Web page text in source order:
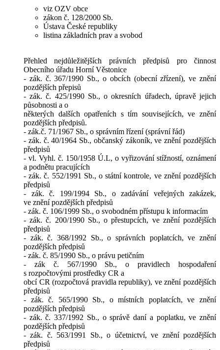
viz OZV obce
zákon č. 128/2000 Sb.
Ústava České republiky
listina základních prav a svobod
Přehled nejdůležitějších právních předpisů pro činnost
Obecního úřadu Horní Věstonice
- zák. č. 367/1990 Sb., o obcích (obecní zřízení), ve znění
pozdějších přepisů
- zák. č. 425/1990 Sb., o okresních úřadech, úpravě jejich
působnosti a o
některých dalších opatřeních s tím souvisejících, ve znění
pozdějších předpisů.
- zák.č. 71/1967 Sb., o správním řízení (správní řád)
- zák. č. 40/1964 Sb., občanský zákoník, ve znění pozdějších
předpisů
- vl. Vyhl. č. 150/1958 Ú.L, o vyřizování stížností, oznámení
a podnětu pracujících
- zák. č. 552/1991 Sb., o státní kontrole, ve znění pozdějších
předpisů
- zák. č. 199/1994 Sb., o zadávání veřejných zakázek,
ve znění pozdějších předpisů
- zák. č. 106/1999 Sb., o svobodném přístupu k informacím
- zák. č. 200/1990 Sb., o přestupcích, ve znění pozdějších
předpisů
- zák. č. 368/1992 Sb., o správních poplatcích, ve znění
pozdějších předpisů
- zák. č. 85/1990 Sb., o právu petičním
- zák č. 567/1990 Sb., o pravidlech hospodaření
s rozpočtovými prostředky CR a
obcí CR (rozpočtová pravidla republiky), ve znění pozdějších
předpisů
- zák. č. 565/1990 Sb., o místních poplatcích, ve znění
pozdějších předpisů
- zák. č. 337/1992 Sb., o správě daní a poplatku, ve znění
pozdějších předpisů
- zák. č. 563/1991 Sb., o účetnictví, ve znění pozdějších
předpisů